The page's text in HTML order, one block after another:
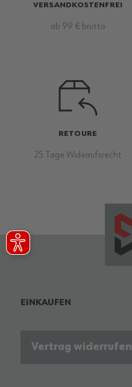
VERSANDKOSTENFREI
ab 99 € brutto
RETOURE
25 Tage Widerrufsrecht
EINKAUFEN
Vertrag widerrufen